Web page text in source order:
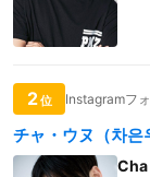
2位 Instagramフ
チャ・ウヌ（차은